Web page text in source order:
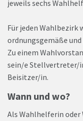
jeweils sechs
Für jeden Wahlbezirk
ordnungsgemäße
Zu einem
sein/e Stellvertreter/
Beisitzer/in.
Wann und wo?
Als Wahlhelferin oder